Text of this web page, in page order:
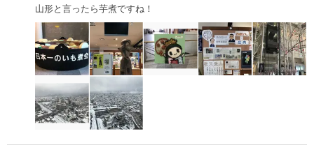
山形と言ったら芋煮ですね！